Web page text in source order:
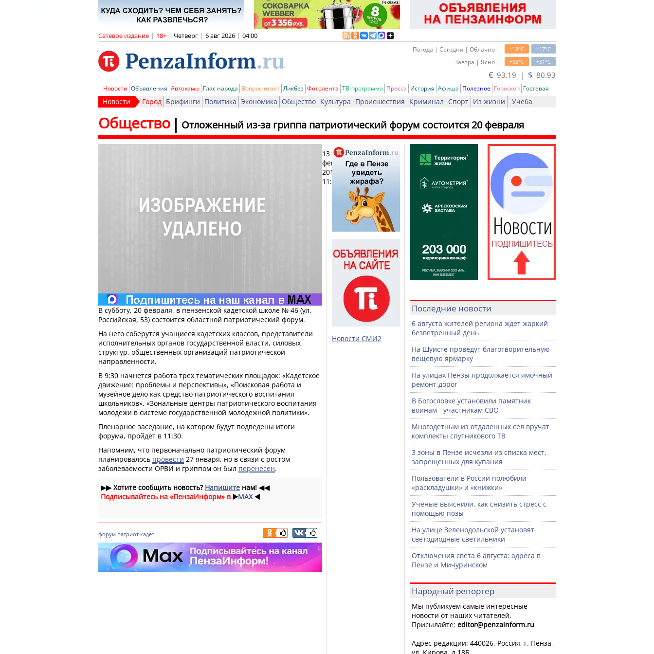
Сетевое издание | 18+ | Четверг | 6 авг 2026 | 04:00
+17oC
+18oC
Погода | Сегодня | Облачно |
+31oC
+32oC
Завтра | Ясно |
€ 93.19 | $ 80.93
Новости Объявления Автохамы Глас народа Вопрос-ответ Ликбез Фотолента ТВ-программа Пресса История Афиша Полезное Гороскоп Гостевая
Новости Город Брифинги Политика Экономика Общество Культура Происшествия Криминал Спорт Из жизни Учеба
Отложенный из-за гриппа патриотический форум состоится 20 февраля
Общество
13
февраля
2016,
11:46
Печать
В субботу, 20 февраля, в пензенской кадетской школе № 46 (ул.
Российская, 53) состоится областной патриотический форум.
На него соберутся учащиеся кадетских классов, представители
исполнительных органов государственной власти, силовых
структур, общественных организаций патриотической
направленности.
В 9:30 начнется работа трех тематических площадок: «Кадетское
движение: проблемы и перспективы», «Поисковая работа и
музейное дело как средство патриотического воспитания
школьников», «Зональные центры патриотического воспитания
молодежи в системе государственной молодежной политики».
Пленарное заседание, на котором будут подведены итоги
форума, пройдет в 11:30.
Напомним, что первоначально патриотический форум
планировалось провести 27 января, но в связи с ростом
заболеваемости ОРВИ и гриппом он был перенесен.
▶▶Хотите сообщить новость? Напишите нам! ◀◀
Подписывайтесь на «ПензаИнформ» в ▶️MAX ◀️
форум патриот кадет
Новости СМИ2
Последние новости
6 августа жителей региона ждет жаркий
безветренный день
На Шуисте проведут благотворительную
вещевую ярмарку
На улицах Пензы продолжается ямочный
ремонт дорог
В Богословке установили памятник
воинам - участникам СВО
Многодетным из отдаленных сел вручат
комплекты спутникового ТВ
3 зоны в Пензе исчезли из списка мест,
запрещенных для купания
Пользователи в России полюбили
«раскладушки» и «книжки»
Ученые выяснили, как снизить стресс с
помощью позы
На улице Зеленодольской установят
светодиодные светильники
Отключения света 6 августа: адреса в
Пензе и Мичуринском
Народный репортер
Мы публикуем самые интересные
новости от наших читателей.
Присылайте: editor@penzainform.ru
Адрес редакции: 440026, Россия, г. Пенза,